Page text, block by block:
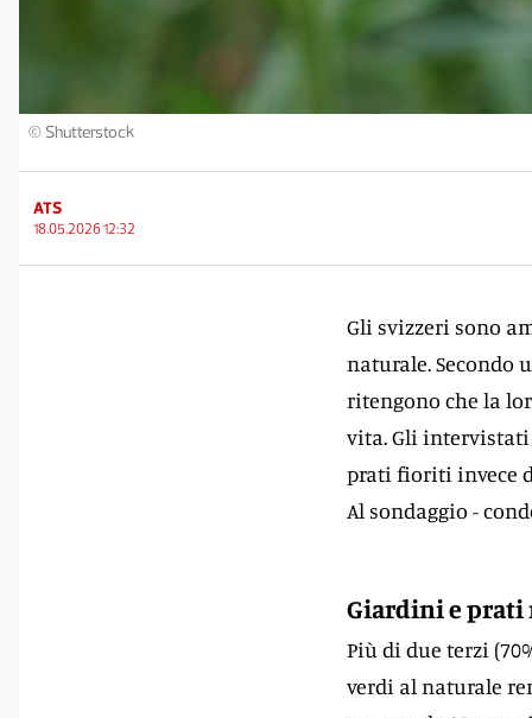
© Shutterstock
ATS
18.05.2026 12:32
Gli svizzeri sono
naturale. Secondo
ritengono che la
vita. Gli intervistati
prati fioriti invece
Al sondaggio -
Giardini e
Più di due terzi
verdi al naturale